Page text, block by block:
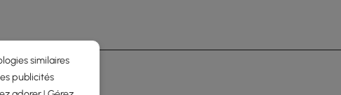
similaires
publicités